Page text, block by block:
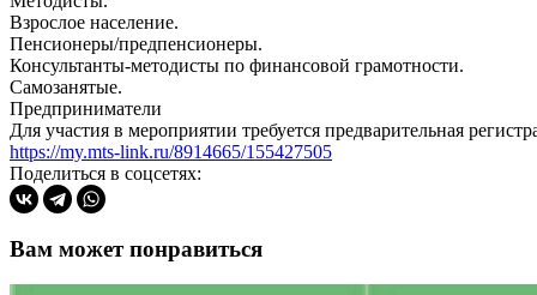
Взрослое население.
Пенсионеры/предпенсионеры.
Консультанты-методисты по финансовой грамотности.
Самозанятые.
Предприниматели
Для участия в мероприятии требуется предварительная
https://my.mts-link.ru/8914665/155427505
Поделиться в соцсетях:
Вам может понравиться